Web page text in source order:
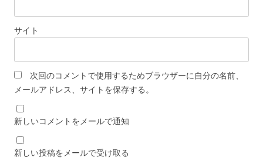
サイト
次回のコメントで使用するためブラウザーに自分の名前、
メールアドレス、サイトを保存する。
新しいコメントをメールで通知
新しい投稿をメールで受け取る